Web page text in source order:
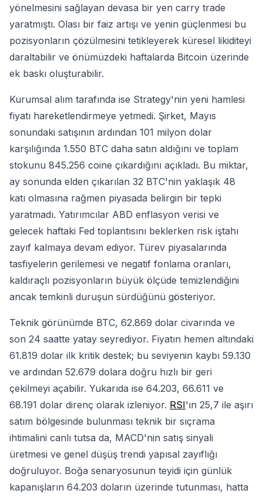
yönelmesini sağlayan devasa bir yen carry trade
yaratmıştı. Olası bir faiz artışı ve yenin güçlenmesi bu
pozisyonların çözülmesini tetikleyerek küresel likiditeyi
daraltabilir ve önümüzdeki haftalarda Bitcoin üzerinde
ek baskı oluşturabilir.
Kurumsal alım tarafında ise Strategy'nin yeni hamlesi
fiyatı hareketlendirmeye yetmedi. Şirket, Mayıs
sonundaki satışının ardından 101 milyon dolar
karşılığında 1.550 BTC daha satın aldığını ve toplam
stokunu 845.256 coine çıkardığını açıkladı. Bu miktar,
ay sonunda elden çıkarılan 32 BTC'nin yaklaşık 48
katı olmasına rağmen piyasada belirgin bir tepki
yaratmadı. Yatırımcılar ABD enflasyon verisi ve
gelecek haftaki Fed toplantısını beklerken risk iştahı
zayıf kalmaya devam ediyor. Türev piyasalarında
tasfiyelerin gerilemesi ve negatif fonlama oranları,
kaldıraçlı pozisyonların büyük ölçüde temizlendiğini
ancak temkinli duruşun sürdüğünü gösteriyor.
Teknik görünümde BTC, 62.869 dolar civarında ve
son 24 saatte yatay seyrediyor. Fiyatın hemen altındaki
61.819 dolar ilk kritik destek; bu seviyenin kaybı 59.130
ve ardından 52.679 dolara doğru hızlı bir geri
çekilmeyi açabilir. Yukarıda ise 64.203, 66.611 ve
68.191 dolar direnç olarak izleniyor. RSI'ın 25,7 ile aşırı
satım bölgesinde bulunması teknik bir sıçrama
ihtimalini canlı tutsa da, MACD'nin satış sinyali
üretmesi ve genel düşüş trendi yapısal zayıflığı
doğruluyor. Boğa senaryosunun teyidi için günlük
kapanışların 64.203 doların üzerinde tutunması, hatta